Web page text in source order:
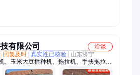
有限公司
洽谈
回复及时 真实性已核验
山东济宁
、玉米大豆播种机、拖拉机、手扶拖拉
拖拉机、蔬菜谷物播种机、收获机、秸秆